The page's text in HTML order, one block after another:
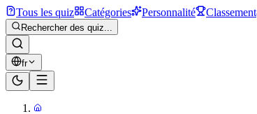
Tous les quiz Catégories Personnalité Classement
Rechercher des quiz...
fr